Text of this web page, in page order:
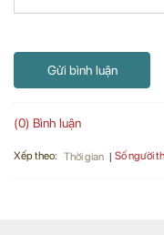
Gửi bình luận
(0) Bình luận
Xếp theo: Thời gian Số người